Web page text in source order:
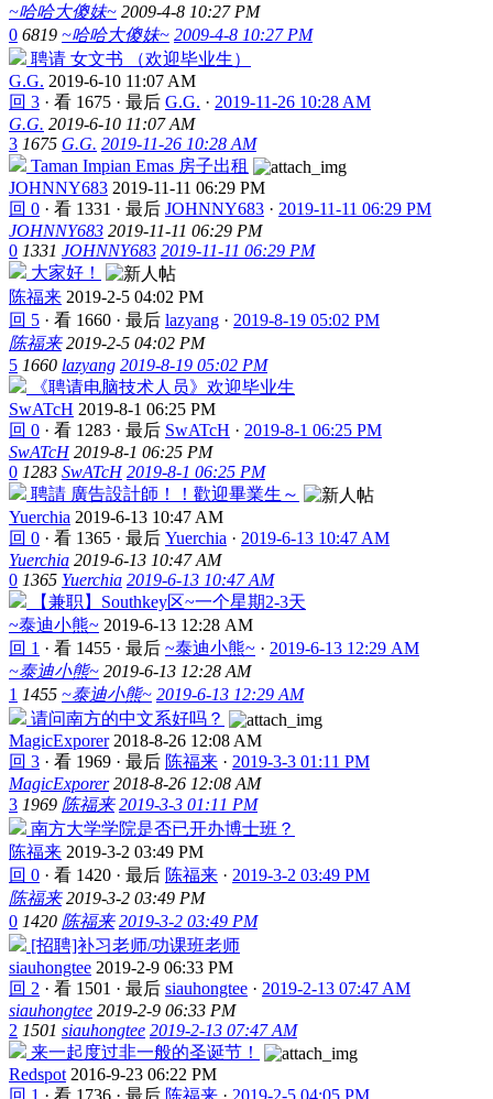
~哈哈大傻妹~ 2009-4-8 10:27 PM
0 6819 ~哈哈大傻妹~ 2009-4-8 10:27 PM
聘请 女文书 （欢迎毕业生）
G.G. 2019-6-10 11:07 AM
回 3 · 看 1675 · 最后 G.G. · 2019-11-26 10:28 AM
G.G. 2019-6-10 11:07 AM
3 1675 G.G. 2019-11-26 10:28 AM
Taman Impian Emas 房子出租
JOHNNY683 2019-11-11 06:29 PM
回 0 · 看 1331 · 最后 JOHNNY683 · 2019-11-11 06:29 PM
JOHNNY683 2019-11-11 06:29 PM
0 1331 JOHNNY683 2019-11-11 06:29 PM
大家好！
陈福来 2019-2-5 04:02 PM
回 5 · 看 1660 · 最后 lazyang · 2019-8-19 05:02 PM
陈福来 2019-2-5 04:02 PM
5 1660 lazyang 2019-8-19 05:02 PM
《聘请电脑技术人员》欢迎毕业生
SwATcH 2019-8-1 06:25 PM
回 0 · 看 1283 · 最后 SwATcH · 2019-8-1 06:25 PM
SwATcH 2019-8-1 06:25 PM
0 1283 SwATcH 2019-8-1 06:25 PM
聘請 廣告設計師！！歡迎畢業生～
Yuerchia 2019-6-13 10:47 AM
回 0 · 看 1365 · 最后 Yuerchia · 2019-6-13 10:47 AM
Yuerchia 2019-6-13 10:47 AM
0 1365 Yuerchia 2019-6-13 10:47 AM
【兼职】Southkey区~一个星期2-3天
~泰迪小熊~ 2019-6-13 12:28 AM
回 1 · 看 1455 · 最后 ~泰迪小熊~ · 2019-6-13 12:29 AM
~泰迪小熊~ 2019-6-13 12:28 AM
1 1455 ~泰迪小熊~ 2019-6-13 12:29 AM
请问南方的中文系好吗？
MagicExporer 2018-8-26 12:08 AM
回 3 · 看 1969 · 最后 陈福来 · 2019-3-3 01:11 PM
MagicExporer 2018-8-26 12:08 AM
3 1969 陈福来 2019-3-3 01:11 PM
南方大学学院是否已开办博士班？
陈福来 2019-3-2 03:49 PM
回 0 · 看 1420 · 最后 陈福来 · 2019-3-2 03:49 PM
陈福来 2019-3-2 03:49 PM
0 1420 陈福来 2019-3-2 03:49 PM
[招聘]补习老师/功课班老师
siauhongtee 2019-2-9 06:33 PM
回 2 · 看 1501 · 最后 siauhongtee · 2019-2-13 07:47 AM
siauhongtee 2019-2-9 06:33 PM
2 1501 siauhongtee 2019-2-13 07:47 AM
来一起度过非一般的圣诞节！
Redspot 2016-9-23 06:22 PM
回 1 · 看 1736 · 最后 陈福来 · 2019-2-5 04:05 PM